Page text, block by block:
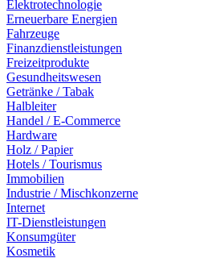
Elektrotechnologie
Erneuerbare Energien
Fahrzeuge
Finanzdienstleistungen
Freizeitprodukte
Gesundheitswesen
Getränke / Tabak
Halbleiter
Handel / E-Commerce
Hardware
Holz / Papier
Hotels / Tourismus
Immobilien
Industrie / Mischkonzerne
Internet
IT-Dienstleistungen
Konsumgüter
Kosmetik